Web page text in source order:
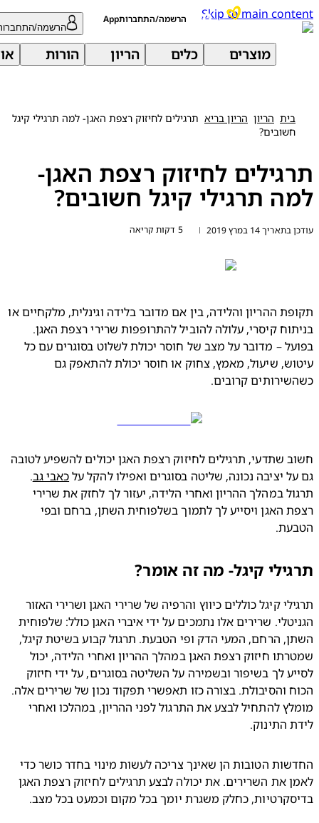
Skip to main הרשמה/התחברותApp
הרשמה/התחברות
מוצרים כלים הריון הורות
הריון הריון בריא תרגילים לחיזוק רצפת האגן- למה תרגילי קיגל
חשובים?
לחיזוק רצפת האגן-
תרגילי קיגל חשובים?
14 במרץ 2019 |
תקופת ההריון והלידה, בין אם מדובר בלידה וגינלית, מלקחיים או
בניתוח קיסרי, עלולה להוביל להתרופפות שרירי רצפת האגן.
בפועל – מדובר על מצב של חוסר יכולת לשלוט בסוגרים עם כל
עיטוש, שיעול, מאמץ, צחוק או חוסר יכולת להתאפק גם
קרובים.
חשוב שתדעי, תרגילים לחיזוק רצפת האגן יכולים להשפיע לטובה
יציבה נכונה, שליטה בסוגרים ואפילו להקל על כאבי גב.
תרגול במהלך ההריון ואחרי הלידה, יעזור לך לחזק את שרירי
קיגל- מה זה אומר?
תרגילי קיגל כוללים כיווץ והרפיה של שרירי האגן ושרירי האזור
הגניטלי. שרירים אלו נתמכים על ידי איברי האגן כולל: שלפוחית
השתן, הרחם, המעי הדק ופי הטבעת. תרגול קבוע בשיטת קיגל,
שמטרתו חיזוק רצפת האגן במהלך ההריון ואחרי הלידה, יכול
לסייע לך בשיפור ובשמירה על השליטה בסוגרים, על ידי חיזוק
הכוח והסיבולת. בצורה כזו תאפשרי תפקוד נכון של שרירים אלה.
מומלץ להתחיל לבצע את התרגול לפני ההריון, במהלכו ואחרי
התינוק.
החדשות הטובות הן שאינך צריכה לעשות מינוי בחדר כושר כדי
לאמן את השרירים. את יכולה לבצע תרגילים לחיזוק רצפת האגן
כחלק משגרת יומך בכל מקום וכמעט בכל מצב.